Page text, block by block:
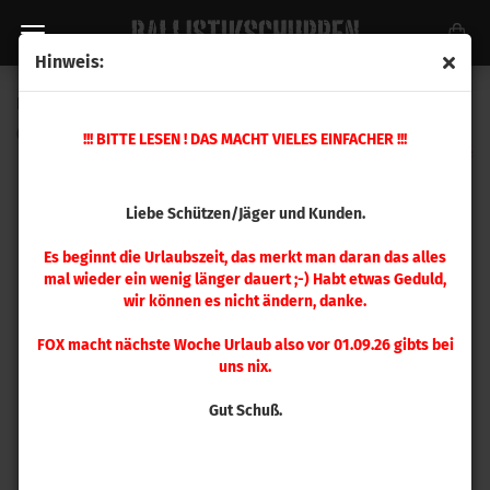
Hinweis:
!!! BITTE LESEN ! DAS MACHT VIELES EINFACHER !!!
Liebe Schützen/Jäger und Kunden.
Es beginnt die Urlaubszeit, das merkt man daran das alles
mal wieder ein wenig länger dauert ;-) Habt etwas Geduld,
wir können es nicht ändern, danke.
FOX macht nächste Woche Urlaub also vor 01.09.26 gibts bei
uns nix.
Gut Schuß.
398363)